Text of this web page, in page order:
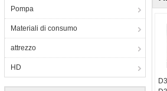
Pompa
Materiali di consumo
attrezzo
HD